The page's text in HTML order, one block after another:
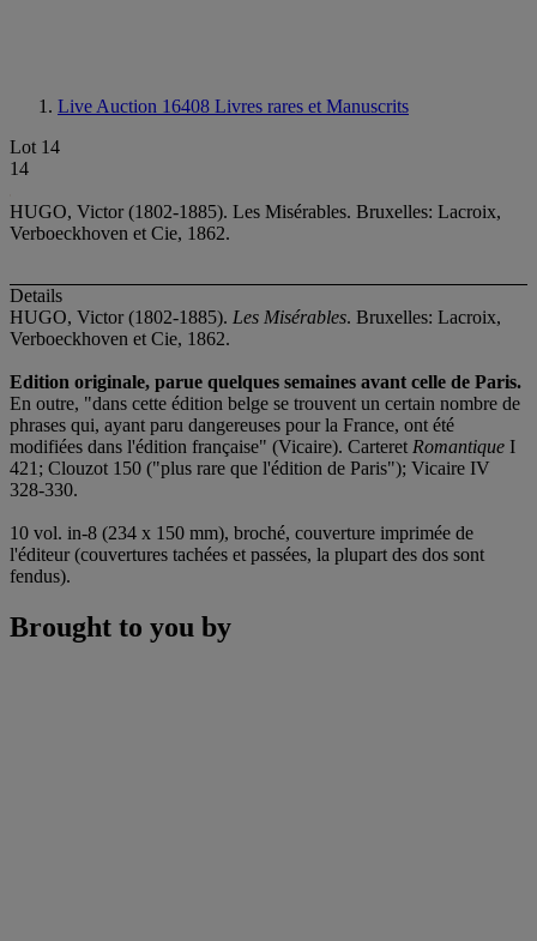
Live Auction 16408 Livres rares et Manuscrits
Lot 14
14
HUGO, Victor (1802-1885). Les Misérables. Bruxelles: Lacroix,
Verboeckhoven et Cie, 1862.
Details
HUGO, Victor (1802-1885). Les Misérables. Bruxelles: Lacroix,
Verboeckhoven et Cie, 1862.
Edition originale, parue quelques semaines avant celle de Paris.
En outre, "dans cette édition belge se trouvent un certain nombre de
phrases qui, ayant paru dangereuses pour la France, ont été
modifiées dans l'édition française" (Vicaire). CarteretRomantique I
421; Clouzot 150 ("plus rare que l'édition de Paris"); Vicaire IV
328-330.
10 vol. in-8 (234 x 150 mm), broché, couverture imprimée de
l'éditeur (couvertures tachées et passées, la plupart des dos sont
fendus).
Brought to you by